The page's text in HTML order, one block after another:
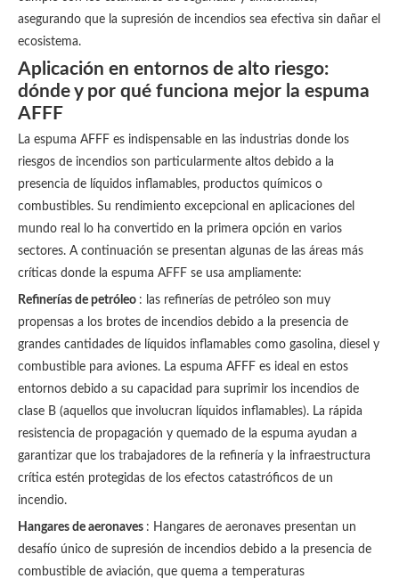
asegurando que la supresión de incendios sea efectiva sin dañar el
ecosistema.
Aplicación en entornos de alto riesgo:
dónde y por qué funciona mejor la espuma
AFFF
La espuma AFFF es indispensable en las industrias donde los
riesgos de incendios son particularmente altos debido a la
presencia de líquidos inflamables, productos químicos o
combustibles. Su rendimiento excepcional en aplicaciones del
mundo real lo ha convertido en la primera opción en varios
sectores. A continuación se presentan algunas de las áreas más
críticas donde la espuma AFFF se usa ampliamente:
Refinerías de petróleo : las refinerías de petróleo son muy
propensas a los brotes de incendios debido a la presencia de
grandes cantidades de líquidos inflamables como gasolina, diesel y
combustible para aviones. La espuma AFFF es ideal en estos
entornos debido a su capacidad para suprimir los incendios de
clase B (aquellos que involucran líquidos inflamables). La rápida
resistencia de propagación y quemado de la espuma ayudan a
garantizar que los trabajadores de la refinería y la infraestructura
crítica estén protegidas de los efectos catastróficos de un
incendio.
Hangares de aeronaves : Hangares de aeronaves presentan un
desafío único de supresión de incendios debido a la presencia de
combustible de aviación, que quema a temperaturas